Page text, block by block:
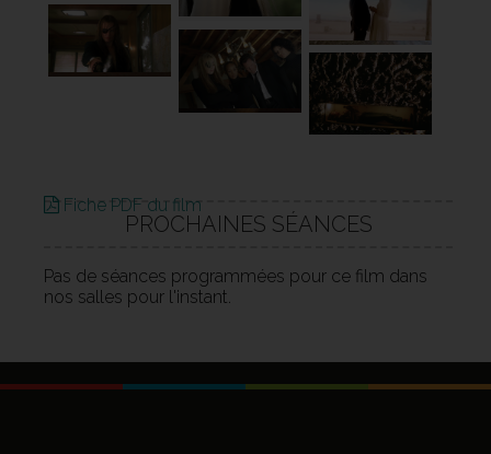
Fiche PDF du film
PROCHAINES SÉANCES
Pas de séances programmées pour ce film dans
nos salles pour l'instant.